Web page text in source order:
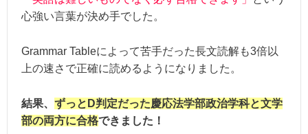
心強い言葉が決め手でした。
Grammar Tableによって苦手だった長文読解も3倍以
上の速さで正確に読めるようになりました。
結果、 ずっとD判定だった慶応法学部政治学科と文学
部の両方に合格できました！